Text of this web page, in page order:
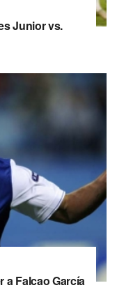
Junior vs.
a Falcao García